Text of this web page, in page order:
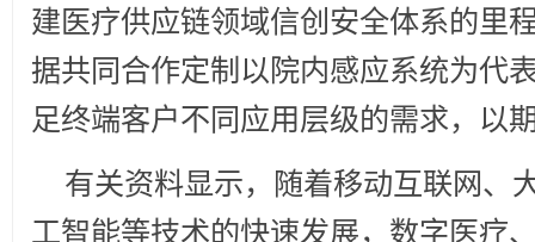
建医疗供应链领域信创安全体系的里
据共同合作定制以院内感应系统为代
足终端客户不同应用层级的需求，以
有关资料显示，随着移动互联网、
工智能等技术的快速发展，数字医疗